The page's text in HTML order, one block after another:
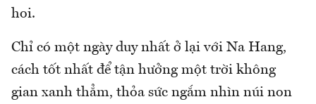
hoi.
Chỉ có một ngày duy nhất ở lại với Na Hang,
cách tốt nhất để tận hưởng một trời không
gian xanh thẳm, thỏa sức ngắm nhìn núi non